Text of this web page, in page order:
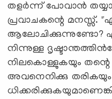
തളർന്ന് പോവാൻ
പ്രവാചകന്റെ മനസ്സ്.
ആലോചിക്കുന്നുണ്ടോ?
നിന്നുള്ള
നിലകൊള്ളുകയും
അവനെനിക്കു തരികയും